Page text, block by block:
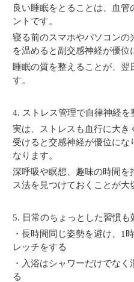
良い睡眠をとることは、血
ントです。
寝る前のスマホやパソコン
を温めると副交感神経が優位
睡眠の質を整えることが、
す。
4. ストレス管理で自律神経を
実は、ストレスも血行に大き
受けると交感神経が優位にな
なります。
深呼吸や瞑想、趣味の時間を
ス法を見つけておくことが大
5. 日常のちょっとした習慣も
・長時間同じ姿勢を避け、1
レッチをする
・入浴はシャワーだけでな
る